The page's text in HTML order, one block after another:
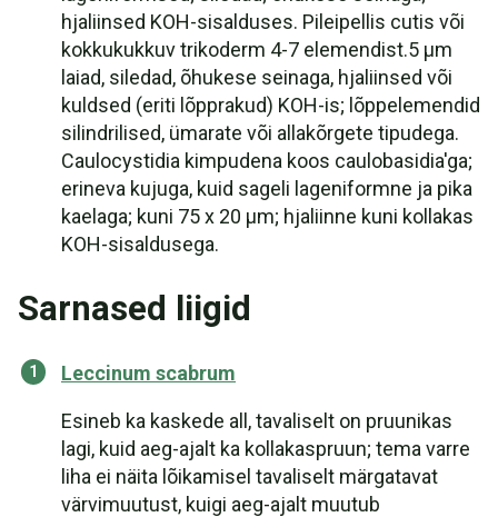
hjaliinsed KOH-sisalduses. Pileipellis cutis või
kokkukukkuv trikoderm 4-7 elemendist.5 µm
laiad, siledad, õhukese seinaga, hjaliinsed või
kuldsed (eriti lõpprakud) KOH-is; lõppelemendid
silindrilised, ümarate või allakõrgete tipudega.
Caulocystidia kimpudena koos caulobasidia'ga;
erineva kujuga, kuid sageli lageniformne ja pika
kaelaga; kuni 75 x 20 µm; hjaliinne kuni kollakas
KOH-sisaldusega.
Sarnased liigid
Leccinum scabrum
Esineb ka kaskede all, tavaliselt on pruunikas
lagi, kuid aeg-ajalt ka kollakaspruun; tema varre
liha ei näita lõikamisel tavaliselt märgatavat
värvimuutust, kuigi aeg-ajalt muutub